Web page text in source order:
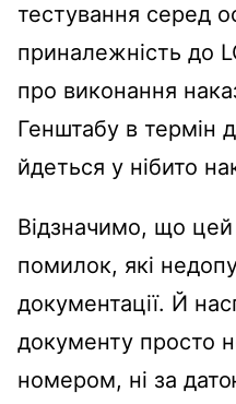
тестування серед
приналежність до
про виконання
Генштабу в термін
йдеться у нібито
Відзначимо, що цей
помилок, які
документації. Й
документу просто
номером, ні за